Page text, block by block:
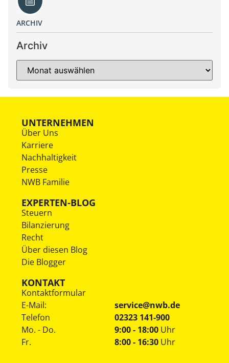
ARCHIV
Archiv
UNTERNEHMEN
Über Uns
Karriere
Nachhaltigkeit
Presse
NWB Familie
EXPERTEN-BLOG
Steuern
Bilanzierung
Recht
Über diesen Blog
Die Blogger
KONTAKT
Kontaktformular
E-Mail:
service@nwb.de
Telefon
02323 141-900
Mo. - Do.
Fr.
9:00 - 18:00 Uhr
8:00 - 16:30 Uhr